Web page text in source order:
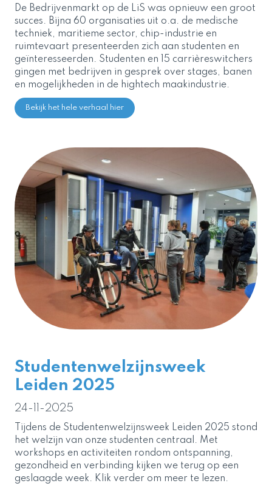
De Bedrijvenmarkt op de LiS was opnieuw een groot
succes. Bijna 60 organisaties uit o.a. de medische
techniek, maritieme sector, chip-industrie en
ruimtevaart presenteerden zich aan studenten en
geïnteresseerden. Studenten en 15 carrièreswitchers
gingen met bedrijven in gesprek over stages, banen
en mogelijkheden in de hightech maakindustrie.
Bekijk het hele verhaal hier
Studentenwelzijnsweek
Leiden 2025
24-11-2025
Tijdens de Studentenwelzijnsweek Leiden 2025 stond
het welzijn van onze studenten centraal. Met
workshops en activiteiten rondom ontspanning,
gezondheid en verbinding kijken we terug op een
geslaagde week. Klik verder om meer te lezen.